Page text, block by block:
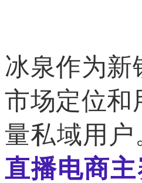
冰泉作为新
市场定位和
量私域用
直播电商